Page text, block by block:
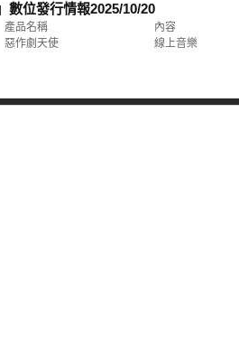
數位發行情報2025/10/20
產品名稱 內容
惡作劇天使 線上音樂